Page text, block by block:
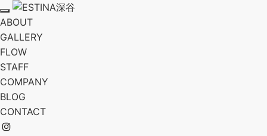
T
o
g
g
l
n
a
v
i
a
t
i
ABOUT
GALLERY
FLOW
STAFF
COMPANY
BLOG
CONTACT